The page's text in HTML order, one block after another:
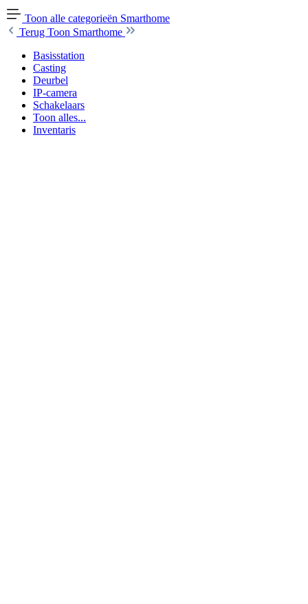
Toon alle categorieën Smarthome
Terug Toon Smarthome
Basisstation
Casting
Deurbel
IP-camera
Schakelaars
Toon alles...
Inventaris